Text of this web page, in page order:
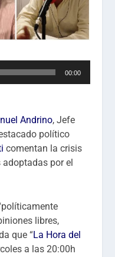
00:00
Andrino, Jefe
político
comentan la crisis
por el
libres,
que “La Hora del
a las 20:00h